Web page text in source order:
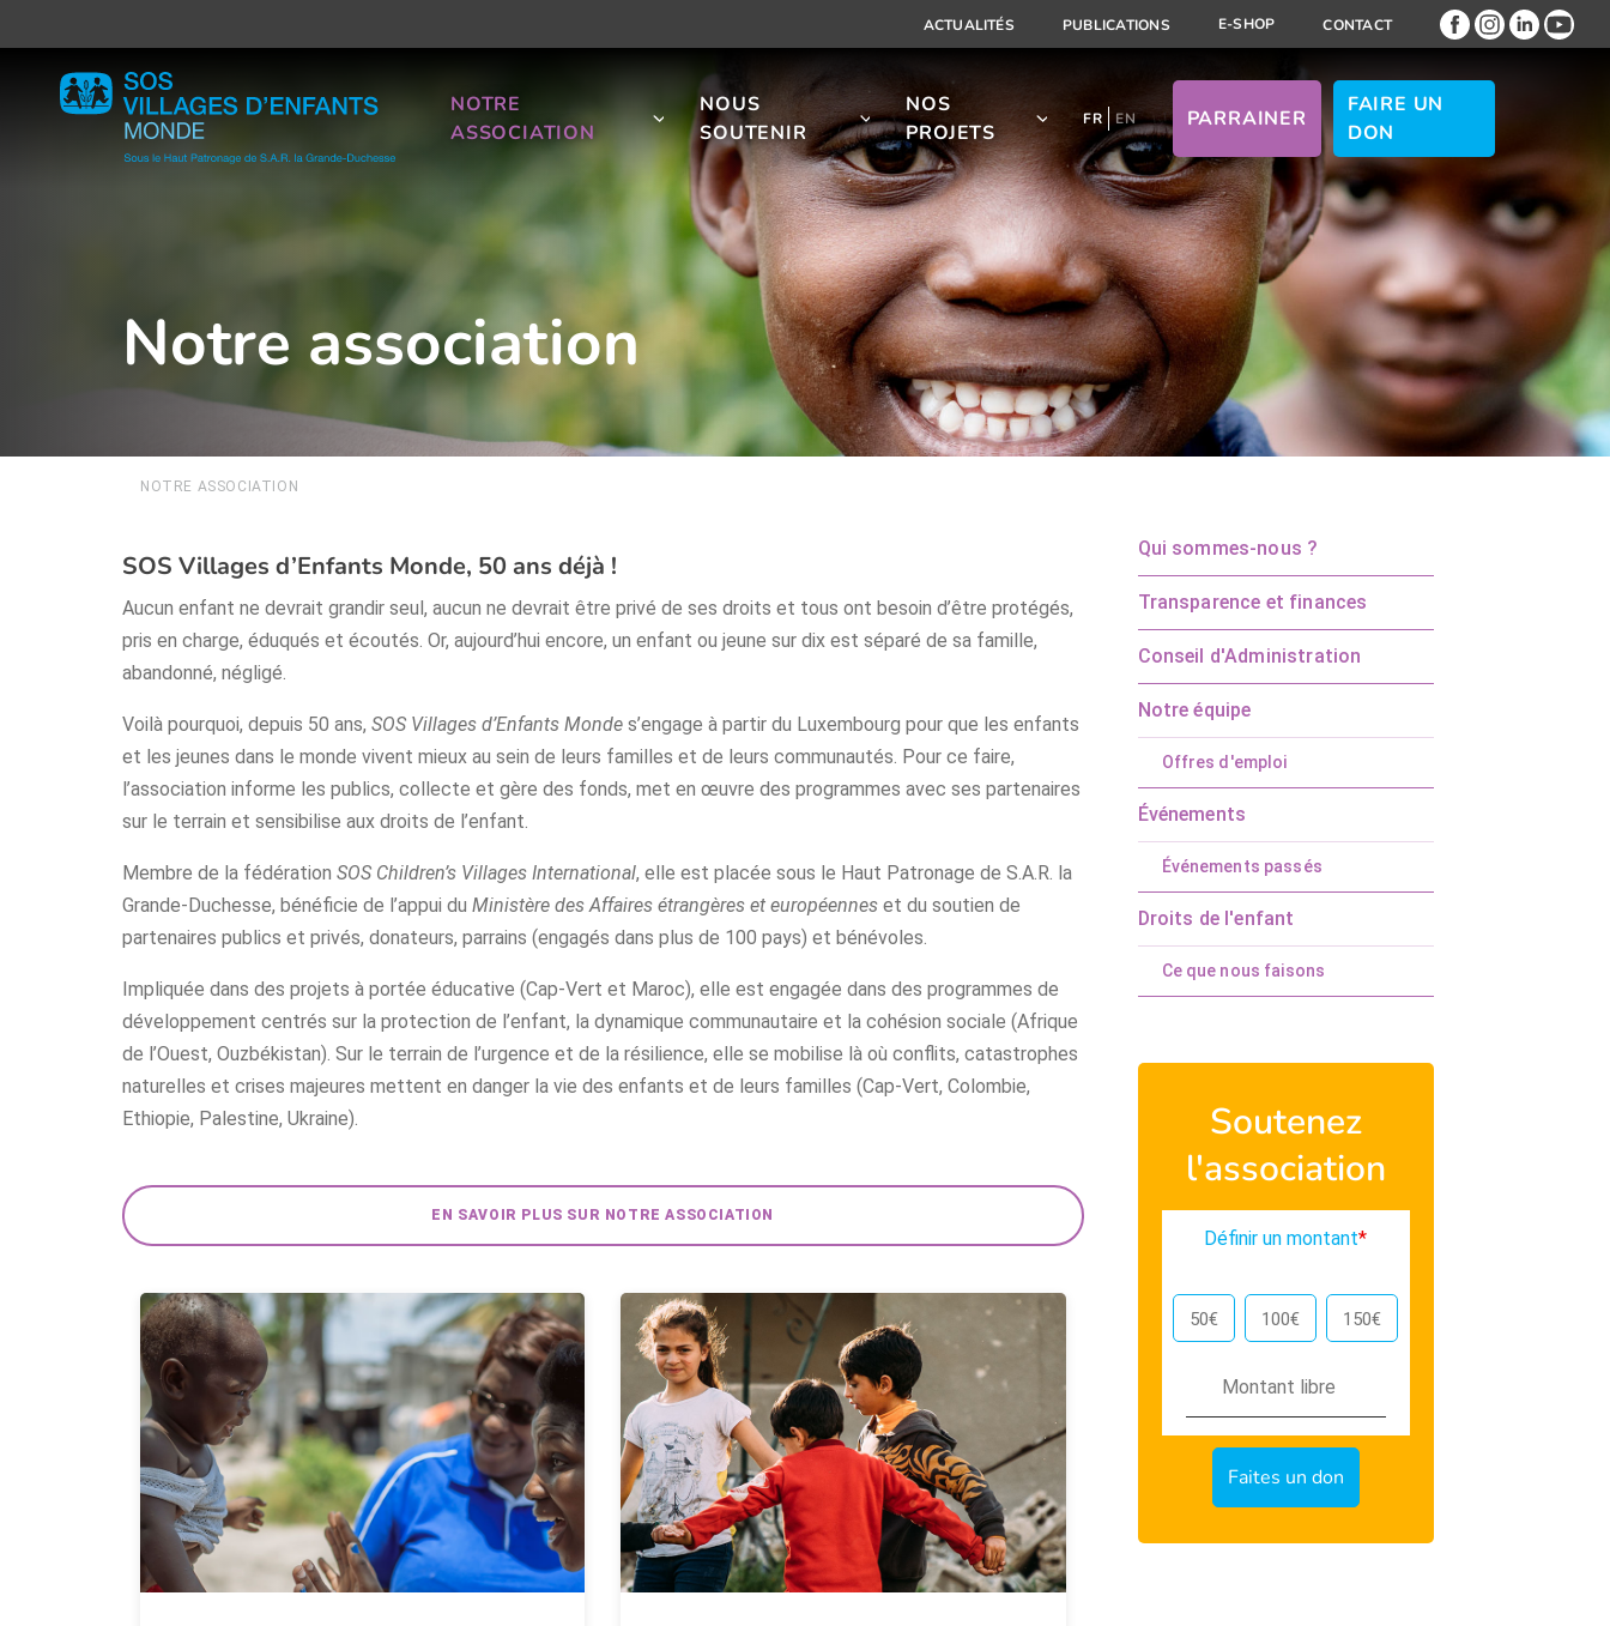
ACTUALITÉS PUBLICATIONS E-SHOP CONTACT
NOTRE
ASSOCIATION
NOUS
SOUTENIR
NOS
PROJETS
PARRAINER
FAIRE UN
DON
FR EN
Notre association
NOTRE ASSOCIATION
SOS Villages d’Enfants Monde, 50 ans déjà !
Aucun enfant ne devrait grandir seul, aucun ne devrait être privé de ses droits et tous ont besoin d’être protégés,
pris en charge, éduqués et écoutés. Or, aujourd’hui encore, un enfant ou jeune sur dix est séparé de sa famille,
abandonné, négligé.
Voilà pourquoi, depuis 50 ans, SOS Villages d’Enfants Monde s’engage à partir du Luxembourg pour que les enfants
et les jeunes dans le monde vivent mieux au sein de leurs familles et de leurs communautés. Pour ce faire,
l’association informe les publics, collecte et gère des fonds, met en œuvre des programmes avec ses partenaires
sur le terrain et sensibilise aux droits de l’enfant.
Membre de la fédération SOS Children’s Villages International, elle est placée sous le Haut Patronage de S.A.R. la
Grande-Duchesse, bénéficie de l’appui du Ministère des Affaires étrangères et européennes et du soutien de
partenaires publics et privés, donateurs, parrains (engagés dans plus de 100 pays) et bénévoles.
Impliquée dans des projets à portée éducative (Cap-Vert et Maroc), elle est engagée dans des programmes de
développement centrés sur la protection de l’enfant, la dynamique communautaire et la cohésion sociale (Afrique
de l’Ouest, Ouzbékistan). Sur le terrain de l’urgence et de la résilience, elle se mobilise là où conflits, catastrophes
naturelles et crises majeures mettent en danger la vie des enfants et de leurs familles (Cap-Vert, Colombie,
Ethiopie, Palestine, Ukraine).
EN SAVOIR PLUS SUR NOTRE ASSOCIATION
Qui sommes-nous ?
Transparence et finances
Conseil d'Administration
Notre équipe
Offres d'emploi
Événements
Événements passés
Droits de l'enfant
Ce que nous faisons
Soutenez
l'association
Définir un montant*
50€ 100€ 150€